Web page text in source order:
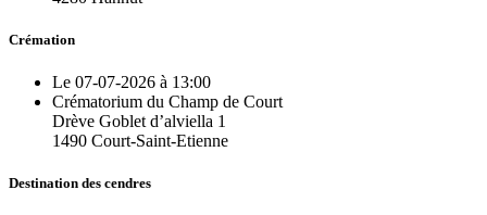
Crémation
Le 07-07-2026 à 13:00
Crématorium du Champ de Court
Drève Goblet d’alviella 1
1490 Court-Saint-Etienne
Destination des cendres